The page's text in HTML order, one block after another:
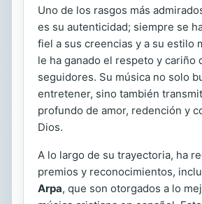
Uno de los rasgos más
es su autenticidad; siempre se
fiel a sus creencias y a su estilo
le ha ganado el respeto y cariño
seguidores. Su música no solo
entretener, sino también
profundo de amor, redención y
Dios.
A lo largo de su trayectoria, ha
premios y reconocimientos,
Arpa, que son otorgados a lo